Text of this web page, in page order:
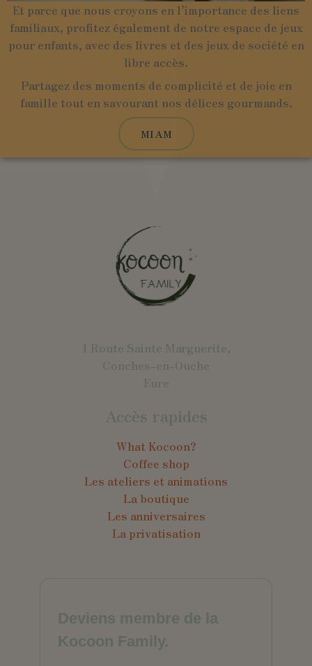
Et parce que nous croyons en l’importance des liens
familiaux, profitez également de notre espace de jeux
pour enfants, avec des livres et des jeux de société en
libre accès.
Partagez des moments de complicité et de joie en
famille tout en savourant nos délices gourmands.
MIAM
1 Route Sainte Marguerite,
Conches-en-Ouche
Eure
Accès rapides
What Kocoon?
Coffee shop
Les ateliers et animations
La boutique
Les anniversaires
La privatisation
Deviens membre de la
Kocoon Family.